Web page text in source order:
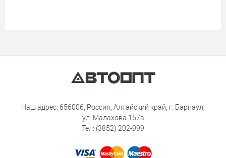
Наш адрес: 656006, Россия, Алтайский край, г. Барнаул,
ул. Малахова 157а
Тел: (3852) 202-999